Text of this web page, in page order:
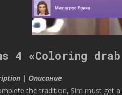
4 «Coloring
| Описание
the tradition, Sim must get